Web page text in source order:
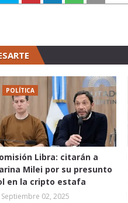
POLÍTICA
Libra: citarán a
Milei por su presunto
en la cripto estafa
Septiembre 02, 2025